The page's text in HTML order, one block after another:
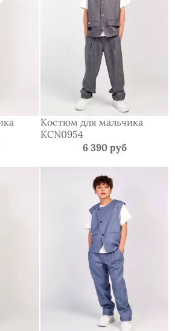
Костюм для мальчика
KCN0954
6 390 руб